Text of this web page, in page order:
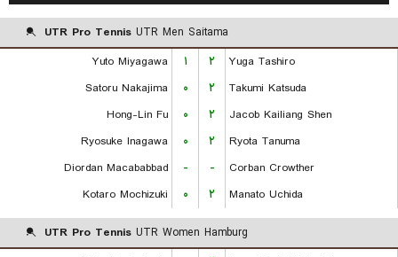
UTR Pro Tennis UTR Men Saitama
Yuto Miyagawa
۱ ۲
Yuga Tashiro
Satoru Nakajima
۰ ۲
Takumi Katsuda
Hong-Lin Fu
۰ ۲
Jacob Kailiang Shen
Ryosuke Inagawa
۰ ۲
Ryota Tanuma
Diordan Macababbad
- -
Corban Crowther
Kotaro Mochizuki
۰ ۲ Manato Uchida
UTR Pro Tennis UTR Women Hamburg